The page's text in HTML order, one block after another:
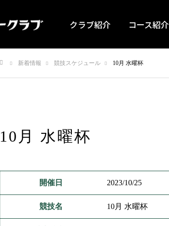
クラブ紹介 コース紹介
新着情報 競技スケジュール 10月 水曜杯
10月 水曜杯
開催日 2023/10/25
競技名 10月 水曜杯